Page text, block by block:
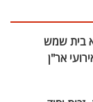
בית שמש
אר"ן